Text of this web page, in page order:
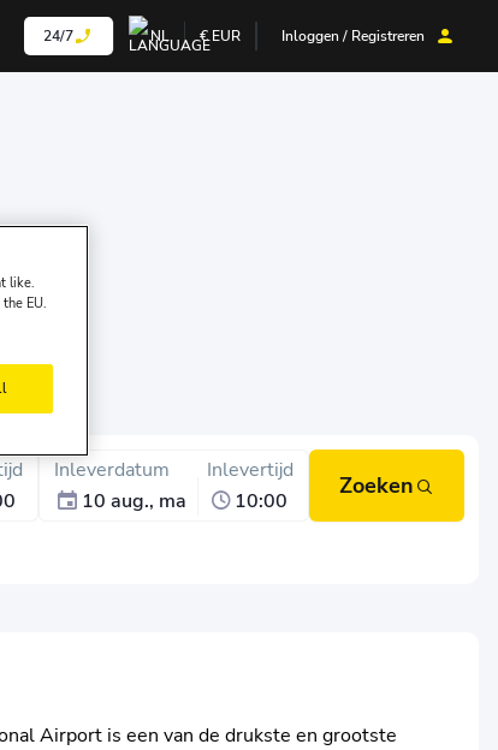
24/7 NL € EUR Inloggen / Registreren
Inleverdatum
10 aug., ma
Inlevertijd
10:00
Zoeken
Airport is een van de drukste en grootste
like.
EU.